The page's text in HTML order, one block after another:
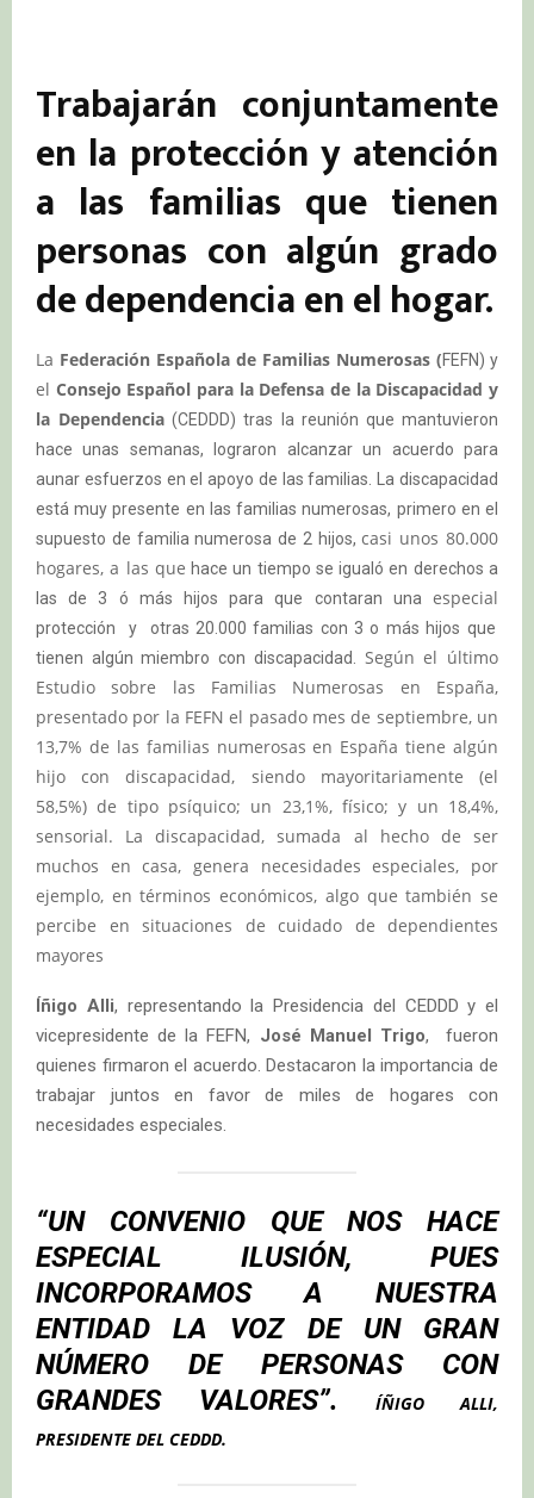
Trabajarán conjuntamente
en la protección y atención
a las familias que tienen
personas con algún grado
de dependencia en el hogar.
La Federación Española de Familias Numerosas (FEFN) y
el Consejo Español para la Defensa de la Discapacidad y
la Dependencia (CEDDD) tras la reunión que mantuvieron
hace unas semanas, lograron alcanzar un acuerdo para
aunar esfuerzos en el apoyo de las familias. La discapacidad
está muy presente en las familias numerosas, primero en el
supuesto de familia numerosa de 2 hijos,casi unos 80.000
hogares, a las que hace un tiempo se igualó en derechos a
las de 3 ó más hijos para que contaran una especial
protección y otras 20.000 familias con 3 o más hijos que
tienen algún miembro con discapacidad. Según el último
Estudio sobre las Familias Numerosas en España,
presentado por la FEFN el pasado mes de septiembre, un
13,7% de las familias numerosas en España tiene algún
hijo con discapacidad, siendo mayoritariamente (el
58,5%) de tipo psíquico; un 23,1%, físico; y un 18,4%,
sensorial. La discapacidad, sumada al hecho de ser
muchos en casa, genera necesidades especiales, por
ejemplo, en términos económicos, algo que también se
percibe en situaciones de cuidado de dependientes
mayores
Íñigo Alli, representando la Presidencia del CEDDD y el
vicepresidente de la FEFN, José Manuel Trigo, fueron
quienes firmaron el acuerdo. Destacaron la importancia de
trabajar juntos en favor de miles de hogares con
necesidades especiales.
“UN CONVENIO QUE NOS HACE
ESPECIAL ILUSIÓN, PUES
INCORPORAMOS A NUESTRA
ENTIDAD LA VOZ DE UN GRAN
NÚMERO DE PERSONAS CON
GRANDES VALORES”.ÍÑIGO ALLI,
PRESIDENTE DEL CEDDD.